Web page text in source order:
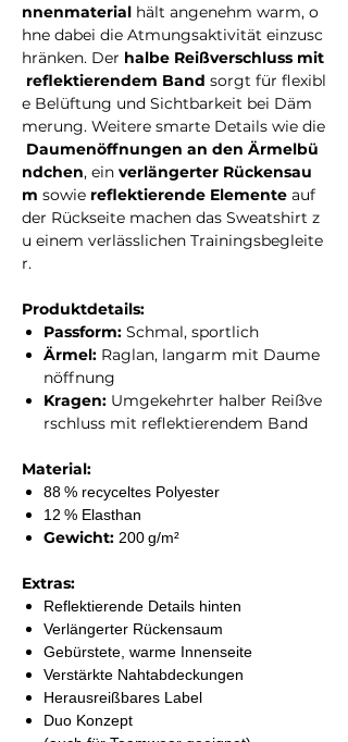
nnenmaterial hält angenehm warm, o
hne dabei die Atmungsaktivität einzusc
hränken. Der halbe Reißverschluss mit
reflektierendem Band sorgt für flexibl
e Belüftung und Sichtbarkeit bei Däm
merung. Weitere smarte Details wie die
Daumenöffnungen an den Ärmelbü
ndchen, ein verlängerter Rückensau
m sowie reflektierende Elemente auf
der Rückseite machen das Sweatshirt z
u einem verlässlichen Trainingsbegleite
r.
Produktdetails:
Passform: Schmal, sportlich
Ärmel: Raglan, langarm mit Daume
nöffnung
Kragen: Umgekehrter halber Reißve
rschluss mit reflektierendem Band
Material:
88 % recyceltes Polyester
12 % Elasthan
Gewicht: 200 g/m²
Extras:
Reflektierende Details hinten
Verlängerter Rückensaum
Gebürstete, warme Innenseite
Verstärkte Nahtabdeckungen
Herausreißbares Label
Duo Konzept